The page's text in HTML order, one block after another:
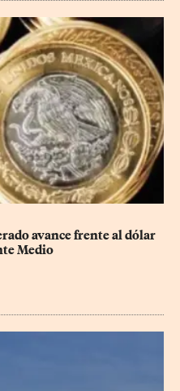
avance frente al dólar
Medio